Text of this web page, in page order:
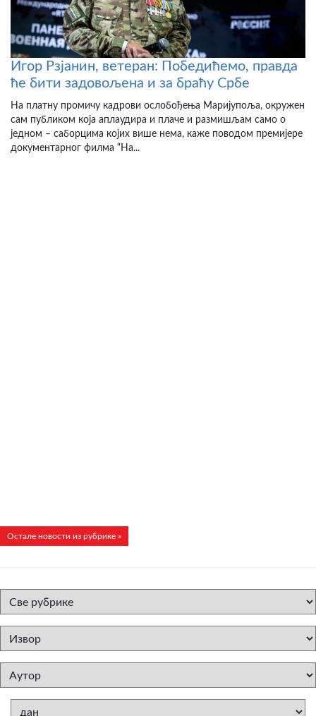
Игор Рзјанин, ветеран: Победићемо, правда
ће бити задовољена и за браћу Србе
На платну промичу кадрови ослобођења Маријупоља, окружен
сам публиком која аплаудира и плаче и размишљам само о
једном – саборцима којих више нема, каже поводом премијере
документарног филма “На...
Остале новости из рубрике »